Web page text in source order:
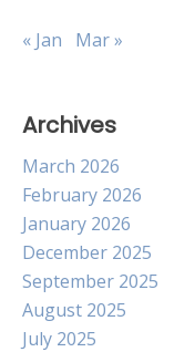
« Jan Mar »
Archives
March 2026
February 2026
January 2026
December 2025
September 2025
August 2025
July 2025